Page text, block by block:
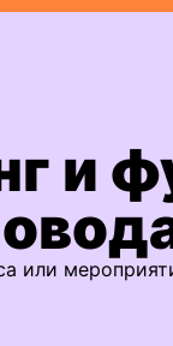
и
или